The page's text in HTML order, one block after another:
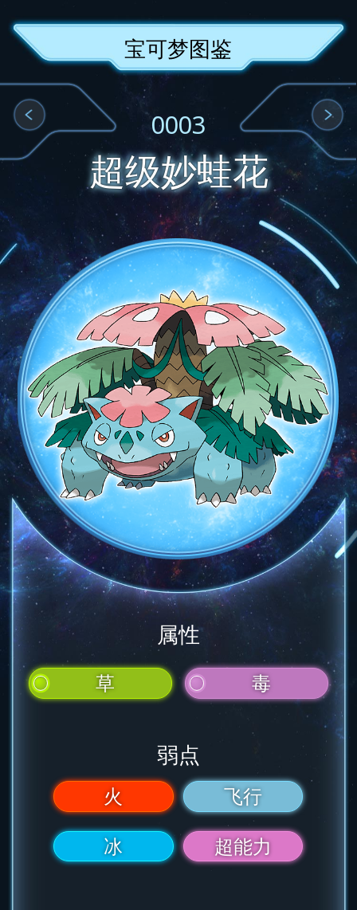
宝可梦图鉴
0003
超级妙蛙花
属性
草 毒
弱点
火
飞行
冰
超能力